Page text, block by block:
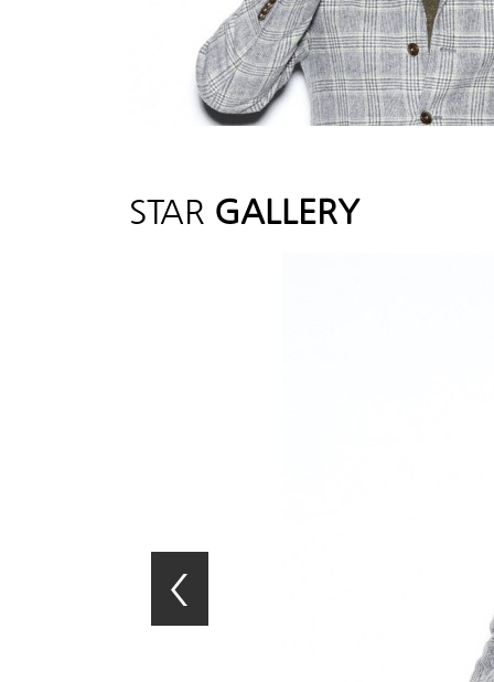
STAR GALLERY